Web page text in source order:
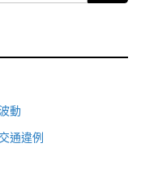
動
通違例